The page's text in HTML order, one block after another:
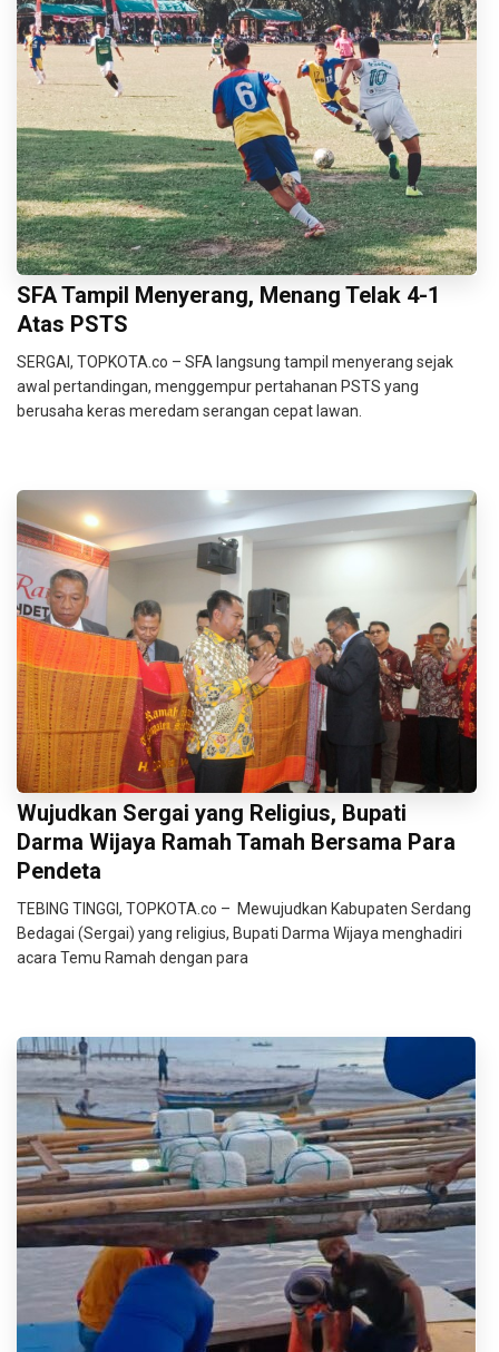
SFA Tampil Menyerang, Menang Telak 4-1
Atas PSTS
SERGAI, TOPKOTA.co – SFA langsung tampil menyerang sejak
awal pertandingan, menggempur pertahanan PSTS yang
berusaha keras meredam serangan cepat lawan.
Wujudkan Sergai yang Religius, Bupati
Darma Wijaya Ramah Tamah Bersama Para
Pendeta
TEBING TINGGI, TOPKOTA.co – Mewujudkan Kabupaten Serdang
Bedagai (Sergai) yang religius, Bupati Darma Wijaya menghadiri
acara Temu Ramah dengan para